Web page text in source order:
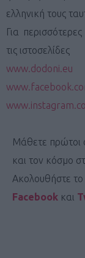
ελληνική τους
Για
τις ιστοσελίδες
www.dodoni.eu
Μάθετε πρώτοι
και τον κόσμο
Ακολουθήστε το
Facebook και